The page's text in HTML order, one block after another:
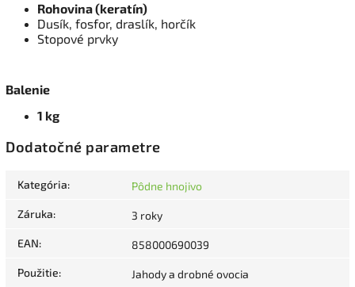
Rohovina (keratín)
Dusík, fosfor, draslík, horčík
Stopové prvky
Balenie
1 kg
Dodatočné parametre
Kategória: Pôdne hnojivo
Záruka: 3 roky
EAN: 858000690039
Použitie: Jahody a drobné ovocia